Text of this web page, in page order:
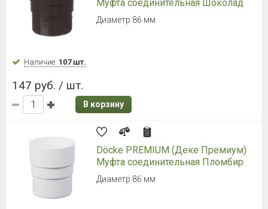
Муфта соединительная Шоколад
Диаметр 86 мм
Наличие: 107 шт.
147 руб. / шт.
В корзину
Döcke PREMIUM (Деке Премиум)
Муфта соединительная Пломбир
Диаметр 86 мм